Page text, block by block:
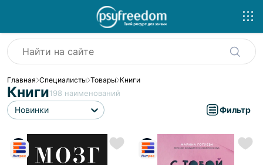
Главная Специалисты Товары Книги
Книги198 наименований
Новинки Фильтр